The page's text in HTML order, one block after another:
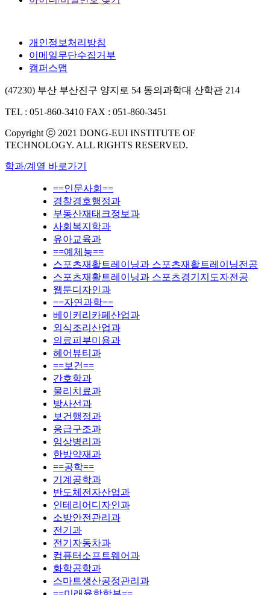
개인정보처리방침
이메일무단수집거부
캠퍼스맵
(47230) 부산 부산진구 양지로 54 동의과학대 산학관 214
TEL : 051-860-3410 FAX : 051-860-3451
Copyright ⓒ 2021 DONG-EUI INSTITUTE OF
TECHNOLOGY. ALL RIGHTS RESERVED.
학과/계열 바로가기
==인문사회==
경찰경호행정과
부동산재태크정보과
사회복지학과
유아교육과
==예체능==
스포츠재활트레이닝과 스포츠재활트레이닝전공
스포츠재활트레이닝과 스포츠경기지도자전공
웹툰디자인과
==자연과학==
베이커리카페산업과
외식조리산업과
의료피부미용과
헤어뷰티과
==보건==
간호학과
물리치료과
방사선과
보건행정과
응급구조과
임상병리과
한방약재과
==공학==
기계공학과
반도체전자산업과
인테리어디자인과
소방안전관리과
전기과
전기자동차과
컴퓨터소프트웨어과
화학공학과
스마트생산공정관리과